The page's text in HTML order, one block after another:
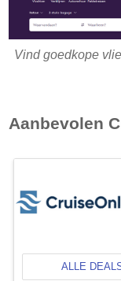
Vind goedkope
Aanbevolen
ALLE